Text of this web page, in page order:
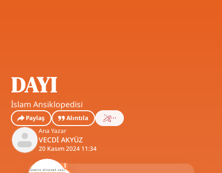
DAYI
İslam Ansiklopedisi
Paylaş
Alıntıla
Ana Yazar
VECDİ AKYÜZ
20 Kasım 2024 11:34